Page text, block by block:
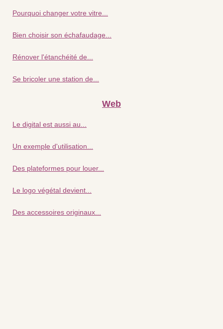
Pourquoi changer votre vitre...
Bien choisir son échafaudage...
Rénover l'étanchéité de...
Se bricoler une station de...
Web
Le digital est aussi au...
Un exemple d'utilisation...
Des plateformes pour louer...
Le logo végétal devient...
Des accessoires originaux...